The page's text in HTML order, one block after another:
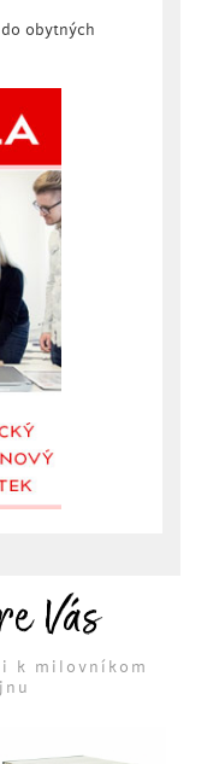
obytných
Vás
k milovníkom